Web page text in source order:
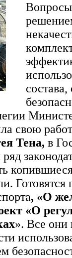
свою
Тена, в
ряд
Готовятся
, «О
«О
». Все они